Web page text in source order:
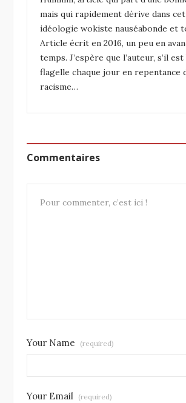
mais qui rapidement dérive dans
idéologie wokiste nauséabonde et
Article écrit en 2016, un peu en
temps. J’espère que l’auteur, s’il est
flagelle chaque jour en repentance
racisme…
Commentaires
Your Name (required)
Your Email (required)